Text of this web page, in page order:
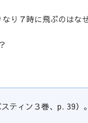
り７時に飛ぶのはな
ティン３巻、p. 39）。